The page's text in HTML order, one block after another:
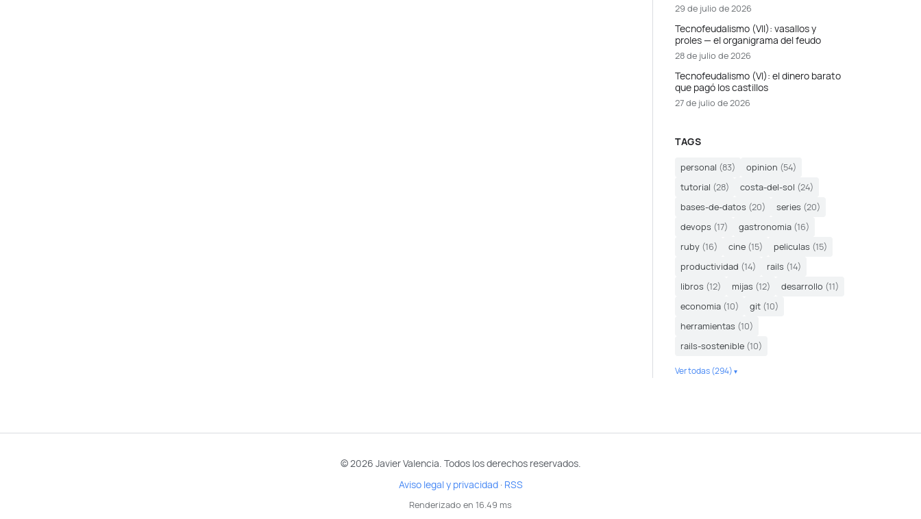
29 de julio de 2026
Tecnofeudalismo (VII): vasallos y
proles — el organigrama del feudo
28 de julio de 2026
Tecnofeudalismo (VI): el dinero barato
que pagó los castillos
27 de julio de 2026
TAGS
personal (83) opinion (54)
tutorial (28) costa-del-sol (24)
bases-de-datos (20) series (20)
devops (17) gastronomia (16)
ruby (16) cine (15) peliculas (15)
productividad (14) rails (14)
libros (12) mijas (12) desarrollo (11)
economia (10) git (10)
herramientas (10)
rails-sostenible (10)
Ver todas (294)
© 2026 Javier Valencia. Todos los derechos reservados.
Aviso legal y privacidad · RSS
Renderizado en 16.49 ms